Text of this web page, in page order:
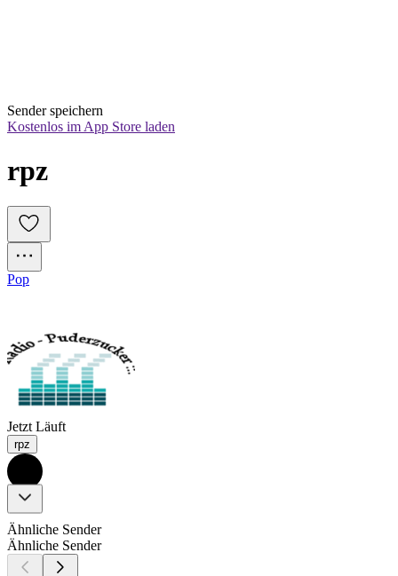
Sender speichern
Kostenlos im App Store laden
rpz
Pop
Jetzt Läuft
rpz
Ähnliche Sender
Ähnliche Sender